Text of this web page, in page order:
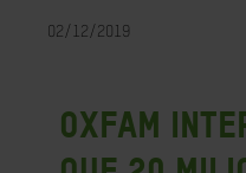
02/12/2019
Oxfam